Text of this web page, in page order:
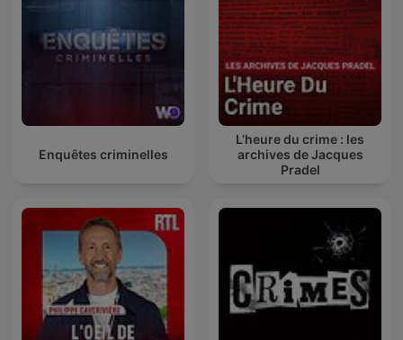
Enquêtes criminelles
L’heure du crime : les
archives de Jacques
Pradel